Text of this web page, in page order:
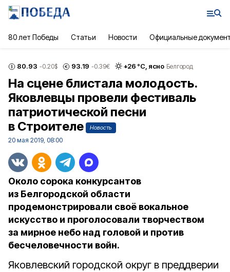
80 лет Победы Статьи Новости Официальные
80.93 -0.20$ 93.19 -0.39€ +26 °С, ясно Белгород
На сцене блистала молодость.
Яковлевцы провели фестиваль
патриотической песни
в Строителе
Новость
20 мая 2019, 08:00
Около сорока конкурсантов
из Белгородской области
продемонстрировали своё вокальное
искусство и проголосовали творчеством
за мирное небо над головой и против
бесчеловечности войн.
Яковлевский городской округ в преддверии